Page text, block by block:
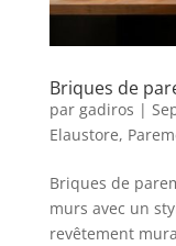
Briques de
par gadiros |
Elaustore,
Briques de
murs avec un
revêtement